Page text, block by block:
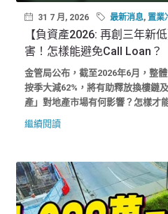
31 7 月, 2026 最新消息, 置業
【負資產2026: 再創三年新
害！怎樣能避免Call Loan？
金管局公布，截至2026年6月，整
按季大減62%，將有助釋放換樓鏈
產」對地產市場有何影響？怎樣才
繼續閱讀